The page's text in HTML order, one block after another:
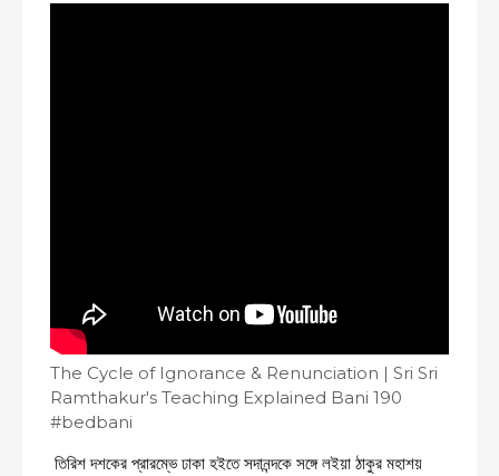
The Cycle of Ignorance & Renunciation | Sri Sri
Ramthakur's Teaching Explained Bani 190
#bedbani
তিরিশ দশকের প্রারম্ভে ঢাকা হইতে সদানন্দকে সঙ্গে লইয়া ঠাকুর মহাশয়